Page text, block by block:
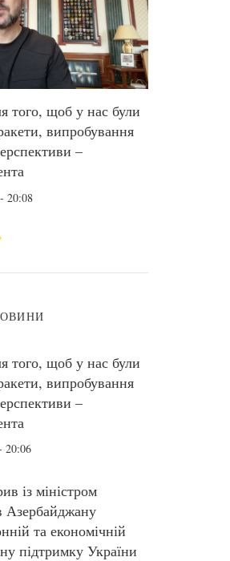
того, щоб у нас були
випробування
–
20:08
того, щоб у нас були
випробування
–
20:06
із міністром
Азербайджану
та економічній
підтримку України